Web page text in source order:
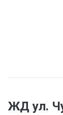
ЖД ул.